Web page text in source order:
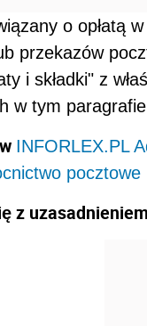
o opłatą
przekazów
i składki" z
w tym
INFORLEX.PL
pocztowe
z